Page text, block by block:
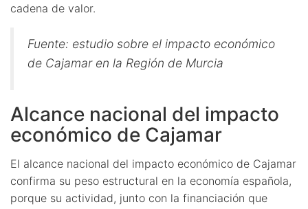
cadena de valor.
Fuente: estudio sobre el impacto económico
de Cajamar en la Región de Murcia
Alcance nacional del impacto
económico de Cajamar
El alcance nacional del impacto económico de Cajamar
confirma su peso estructural en la economía española,
porque su actividad, junto con la financiación que